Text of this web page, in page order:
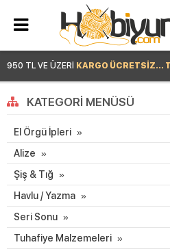
950 TL VE ÜZERİ KARGO
KATEGORI MENÜSÜ
El Örgü İpleri
Alize
Şiş & Tığ
Havlu / Yazma
Seri Sonu
Tuhafiye Malzemeleri